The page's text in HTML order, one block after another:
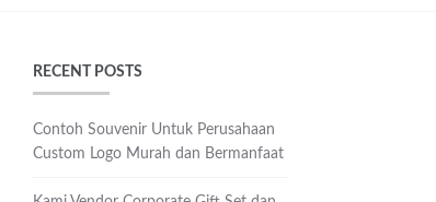
RECENT POSTS
Contoh Souvenir Untuk Perusahaan
Custom Logo Murah dan Bermanfaat